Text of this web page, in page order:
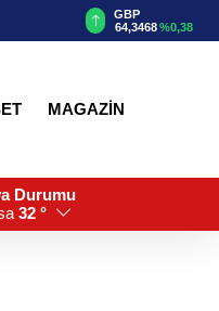
%0,38
MAGAZİN
Durumu
32 °